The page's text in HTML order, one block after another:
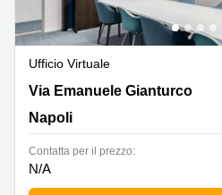
Ufficio Virtuale
Via Emanuele Gianturco 15,
Via Emanuele Gianturco
Napoli
Сontatta per il prezzo:
N/A